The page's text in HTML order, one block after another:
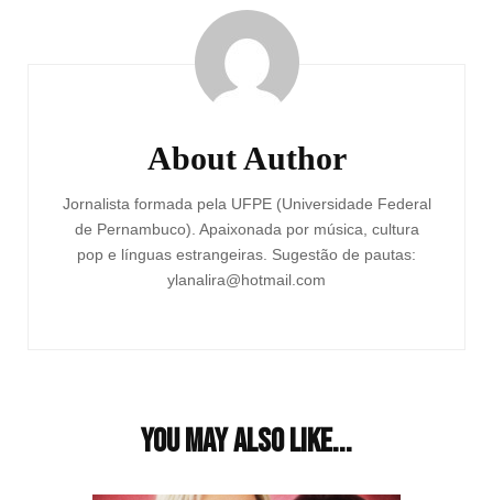
About Author
Jornalista formada pela UFPE (Universidade Federal
de Pernambuco). Apaixonada por música, cultura
pop e línguas estrangeiras. Sugestão de pautas:
ylanalira@hotmail.com
You may also like...